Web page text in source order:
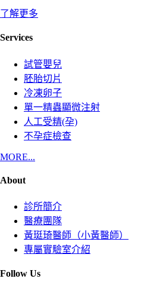
了解更多
Services
試管嬰兒
胚胎切片
冷凍卵子
單一精蟲顯微注射
人工受精(孕)
不孕症檢查
MORE...
About
診所簡介
醫療團隊
黃珽琦醫師（小黃醫師）
專屬實驗室介紹
Follow Us